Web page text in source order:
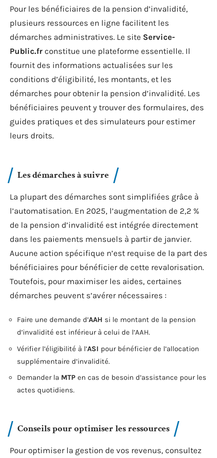
Pour les bénéficiaires de la pension d’invalidité,
plusieurs ressources en ligne facilitent les
démarches administratives. Le site Service-
Public.fr constitue une plateforme essentielle. Il
fournit des informations actualisées sur les
conditions d’éligibilité, les montants, et les
démarches pour obtenir la pension d’invalidité. Les
bénéficiaires peuvent y trouver des formulaires, des
guides pratiques et des simulateurs pour estimer
leurs droits.
Les démarches à suivre
La plupart des démarches sont simplifiées grâce à
l’automatisation. En 2025, l’augmentation de 2,2 %
de la pension d’invalidité est intégrée directement
dans les paiements mensuels à partir de janvier.
Aucune action spécifique n’est requise de la part des
bénéficiaires pour bénéficier de cette revalorisation.
Toutefois, pour maximiser les aides, certaines
démarches peuvent s’avérer nécessaires :
Faire une demande d’AAH si le montant de la pension
d’invalidité est inférieur à celui de l’AAH.
Vérifier l’éligibilité à l’ASI pour bénéficier de l’allocation
supplémentaire d’invalidité.
Demander la MTP en cas de besoin d’assistance pour les
actes quotidiens.
Conseils pour optimiser les ressources
Pour optimiser la gestion de vos revenus, consultez